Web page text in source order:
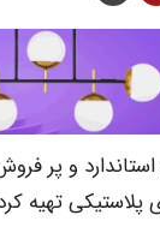
و پر
تهیه